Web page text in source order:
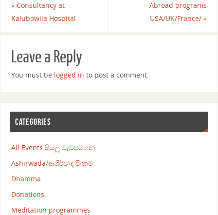
«Consultancy at
Kalubowila Hospital
Abroad programs
USA/UK/France/»
Leave a Reply
You must be logged in to post a comment.
CATEGORIES
All Events සියලු වැඩසටහන්
Ashirwada/ආශීර්වාද පිංකම්
Dhamma
Donations
Meditation programmes